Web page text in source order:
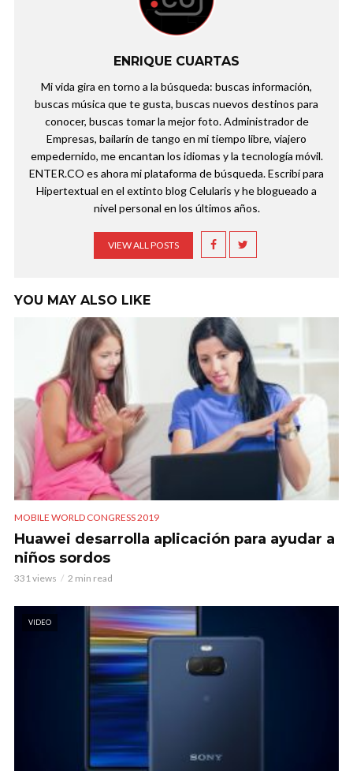
ENRIQUE CUARTAS
Mi vida gira en torno a la búsqueda: buscas información,
buscas música que te gusta, buscas nuevos destinos para
conocer, buscas tomar la mejor foto. Administrador de
Empresas, bailarín de tango en mi tiempo libre, viajero
empedernido, me encantan los idiomas y la tecnología móvil.
ENTER.CO es ahora mi plataforma de búsqueda. Escribí para
Hipertextual en el extinto blog Celularis y he blogueado a
nivel personal en los últimos años.
VIEW ALL POSTS
YOU MAY ALSO LIKE
MOBILE WORLD CONGRESS 2019
Huawei desarrolla aplicación para ayudar a
niños sordos
331 views 2 min read
VIDEO